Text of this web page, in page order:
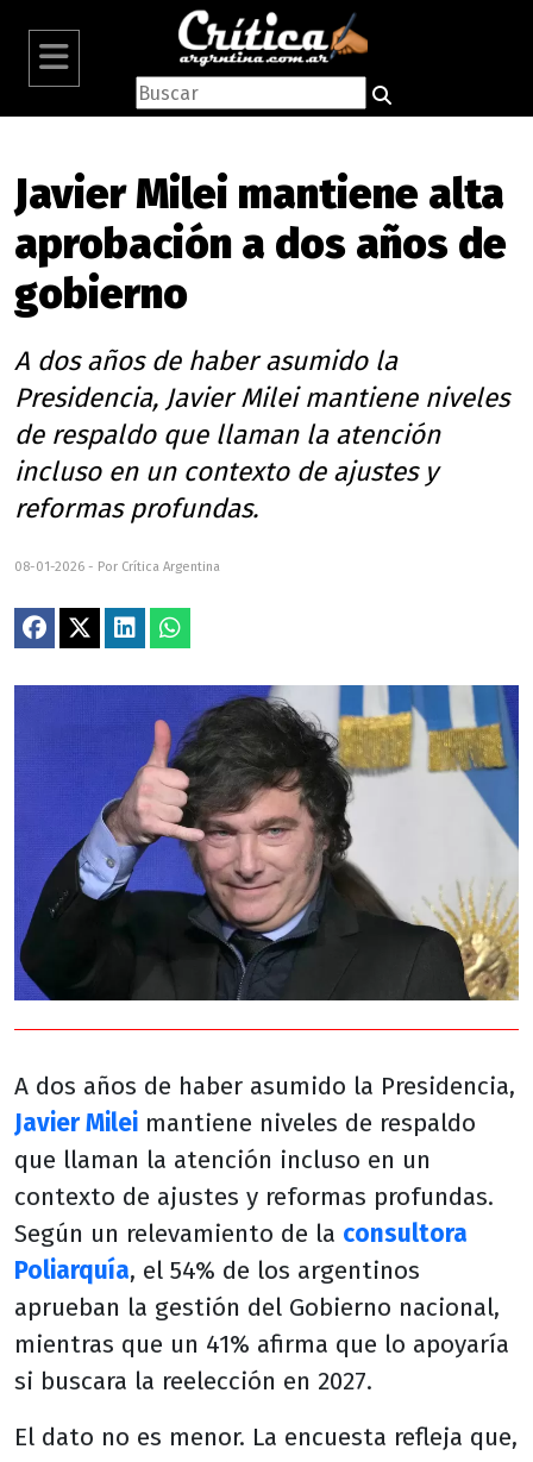
Javier Milei mantiene alta
aprobación a dos años de
gobierno
A dos años de haber asumido la
Presidencia, Javier Milei mantiene niveles
de respaldo que llaman la atención
incluso en un contexto de ajustes y
reformas profundas.
08-01-2026 - Por Crítica Argentina
A dos años de haber asumido la Presidencia,
Javier Milei mantiene niveles de respaldo
que llaman la atención incluso en un
contexto de ajustes y reformas profundas.
Según un relevamiento de la consultora
Poliarquía, el 54% de los argentinos
aprueban la gestión del Gobierno nacional,
mientras que un 41% afirma que lo apoyaría
si buscara la reelección en 2027.
El dato no es menor. La encuesta refleja que,